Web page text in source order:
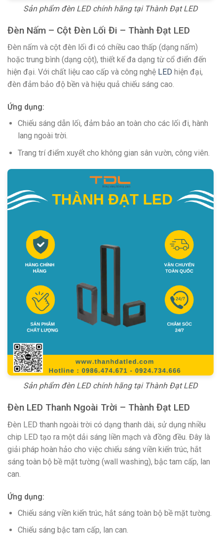
Sản phẩm đèn LED chính hãng tại Thành Đạt LED
Đèn Nấm – Cột Đèn Lối Đi – Thành Đạt LED
Đèn nấm và cột đèn lối đi có chiều cao thấp (dạng nấm)
hoặc trung bình (dạng cột), thiết kế đa dạng từ cổ điển đến
hiện đại. Với chất liệu cao cấp và công nghệ LED hiện đại,
đèn đảm bảo độ bền và hiệu quả chiếu sáng cao.
Ứng dụng:
Chiếu sáng dẫn lối, đảm bảo an toàn cho các lối đi, hành
lang ngoài trời.
Trang trí điểm xuyết cho không gian sân vườn, công viên.
Sản phẩm đèn LED chính hãng tại Thành Đạt LED
Đèn LED Thanh Ngoài Trời – Thành Đạt LED
Đèn LED thanh ngoài trời có dạng thanh dài, sử dụng nhiều
chip LED tạo ra một dải sáng liền mạch và đồng đều. Đây là
giải pháp hoàn hảo cho việc chiếu sáng viền kiến trúc, hắt
sáng toàn bộ bề mặt tường (wall washing), bậc tam cấp, lan
can.
Ứng dụng:
Chiếu sáng viền kiến trúc, hắt sáng toàn bộ bề mặt tường.
Chiếu sáng bậc tam cấp, lan can.